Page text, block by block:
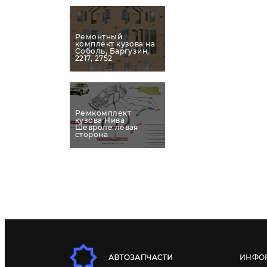
Ремонтный
комплект кузова на
Соболь, Баргузин,
2217, 2752
Ремкомплект
кузова Нива
Шевроле левая
сторона